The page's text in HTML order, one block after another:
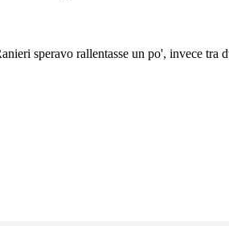
speravo rallentasse un po', invece tra